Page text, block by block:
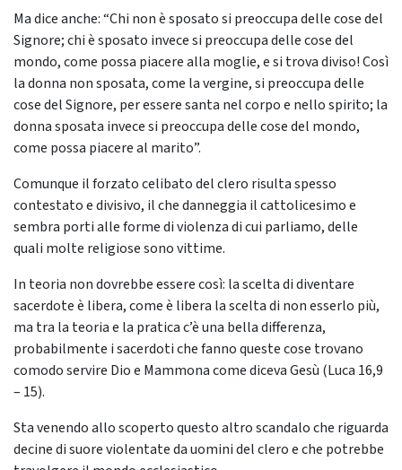
Ma dice anche: “Chi non è sposato si preoccupa delle cose del
Signore; chi è sposato invece si preoccupa delle cose del
mondo, come possa piacere alla moglie, e si trova diviso! Così
la donna non sposata, come la vergine, si preoccupa delle
cose del Signore, per essere santa nel corpo e nello spirito; la
donna sposata invece si preoccupa delle cose del mondo,
come possa piacere al marito”.
Comunque il forzato celibato del clero risulta spesso
contestato e divisivo, il che danneggia il cattolicesimo e
sembra porti alle forme di violenza di cui parliamo, delle
quali molte religiose sono vittime.
In teoria non dovrebbe essere così: la scelta di diventare
sacerdote è libera, come è libera la scelta di non esserlo più,
ma tra la teoria e la pratica c’è una bella differenza,
probabilmente i sacerdoti che fanno queste cose trovano
comodo servire Dio e Mammona come diceva Gesù (Luca 16,9
– 15).
Sta venendo allo scoperto questo altro scandalo che riguarda
decine di suore violentate da uomini del clero e che potrebbe